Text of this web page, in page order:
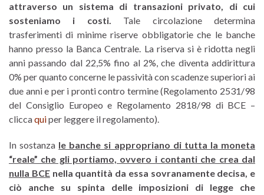
attraverso un sistema di transazioni privato, di cui
sosteniamo i costi. Tale circolazione determina
trasferimenti di minime riserve obbligatorie che le banche
hanno presso la Banca Centrale. La riserva si è ridotta negli
anni passando dal 22,5% fino al 2%, che diventa addirittura
0% per quanto concerne le passività con scadenze superiori ai
due anni e per i pronti contro termine (Regolamento 2531/98
del Consiglio Europeo e Regolamento 2818/98 di BCE –
cliccaquiper leggere il regolamento).
In sostanza le banche si appropriano di tutta la moneta
“reale” che gli portiamo, ovvero i contanti che crea dal
nulla BCEnella quantità da essa sovranamente decisa, e
ciò anche su spinta delle imposizioni di legge che